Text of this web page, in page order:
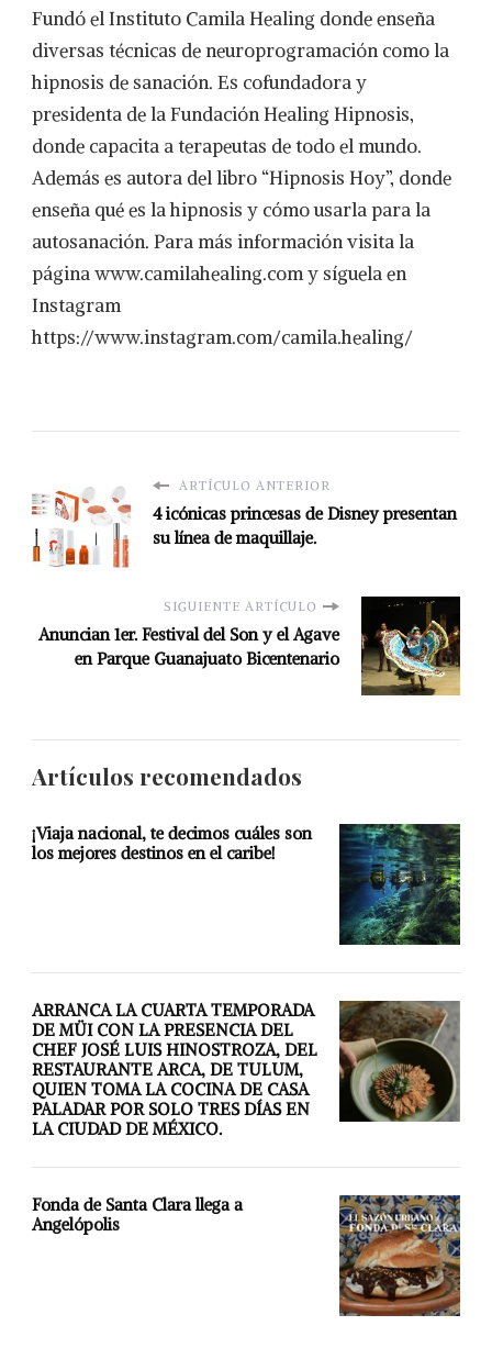
Fundó el Instituto Camila Healing donde enseña
diversas técnicas de neuroprogramación como la
hipnosis de sanación. Es cofundadora y
presidenta de la Fundación Healing Hipnosis,
donde capacita a terapeutas de todo el mundo.
Además es autora del libro “Hipnosis Hoy”, donde
enseña qué es la hipnosis y cómo usarla para la
autosanación. Para más información visita la
página www.camilahealing.com y síguela en
Instagram
https://www.instagram.com/camila.healing/
ARTÍCULO ANTERIOR
4 icónicas princesas de Disney presentan
su línea de maquillaje.
SIGUIENTE ARTÍCULO
Anuncian 1er. Festival del Son y el Agave
en Parque Guanajuato Bicentenario
Artículos recomendados
¡Viaja nacional, te decimos cuáles son
los mejores destinos en el caribe!
ARRANCA LA CUARTA TEMPORADA
DE MÜI CON LA PRESENCIA DEL
CHEF JOSÉ LUIS HINOSTROZA, DEL
RESTAURANTE ARCA, DE TULUM,
QUIEN TOMA LA COCINA DE CASA
PALADAR POR SOLO TRES DÍAS EN
LA CIUDAD DE MÉXICO.
Fonda de Santa Clara llega a
Angelópolis